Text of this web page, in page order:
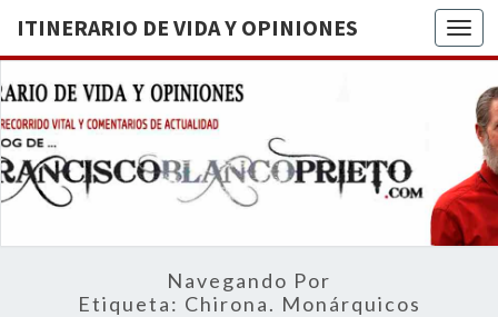
ITINERARIO DE VIDA Y OPINIONES
DE
BREVE
RECORRIDO
VITAL Y
ACTUALIDAD
Navegando Por
Etiqueta: Chirona. Monárquicos